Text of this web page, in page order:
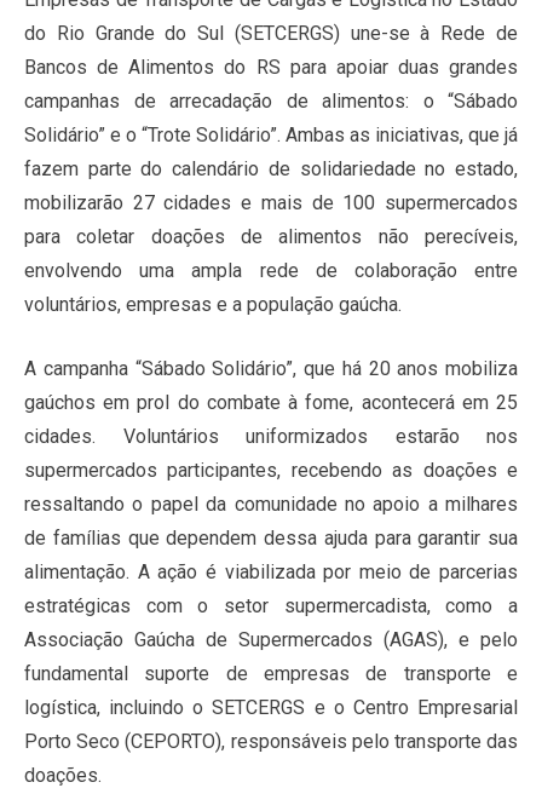
do Rio Grande do Sul (SETCERGS) une-se à Rede de
Bancos de Alimentos do RS para apoiar duas grandes
campanhas de arrecadação de alimentos: o “Sábado
Solidário” e o “Trote Solidário”. Ambas as iniciativas, que já
fazem parte do calendário de solidariedade no estado,
mobilizarão 27 cidades e mais de 100 supermercados
para coletar doações de alimentos não perecíveis,
envolvendo uma ampla rede de colaboração entre
voluntários, empresas e a população gaúcha.
A campanha “Sábado Solidário”, que há 20 anos mobiliza
gaúchos em prol do combate à fome, acontecerá em 25
cidades. Voluntários uniformizados estarão nos
supermercados participantes, recebendo as doações e
ressaltando o papel da comunidade no apoio a milhares
de famílias que dependem dessa ajuda para garantir sua
alimentação. A ação é viabilizada por meio de parcerias
estratégicas com o setor supermercadista, como a
Associação Gaúcha de Supermercados (AGAS), e pelo
fundamental suporte de empresas de transporte e
logística, incluindo o SETCERGS e o Centro Empresarial
Porto Seco (CEPORTO), responsáveis pelo transporte das
doações.